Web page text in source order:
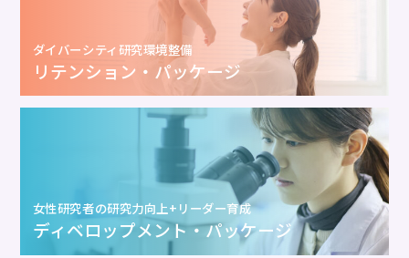
ダイバーシティ研究環境整備
リテンション・パッケージ
女性研究者の研究力向上+リーダー育成
ディベロップメント・パッケージ